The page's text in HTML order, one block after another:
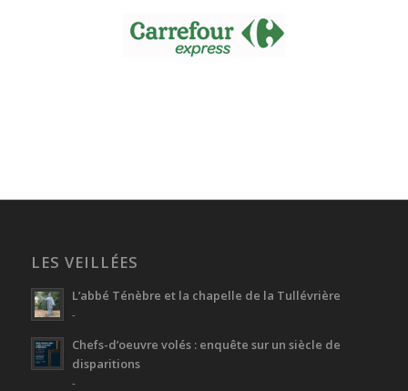
LES VEILLÉES
L’abbé Ténèbre et la chapelle de la Tullévrière
-
Chefs-d’oeuvre volés : enquête sur un siècle de
disparitions
-